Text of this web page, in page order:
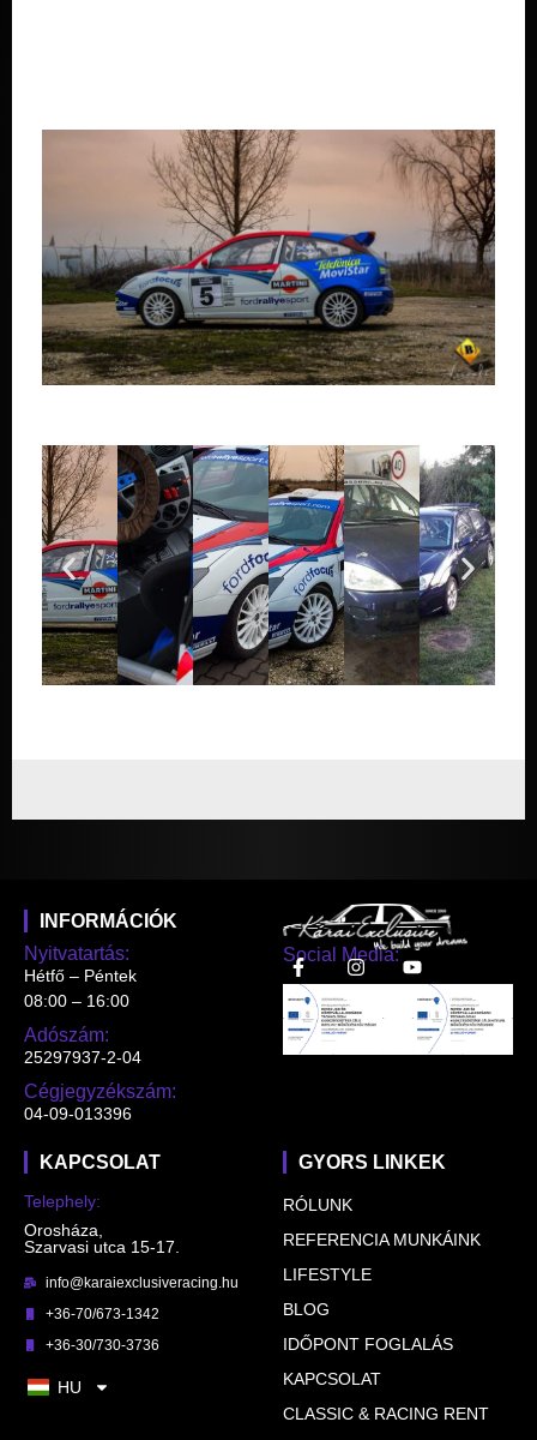
Social Media:
INFORMÁCIÓK
Nyitvatartás:
Hétfő – Péntek
08:00 – 16:00
Adószám:
25297937-2-04
Cégjegyzékszám:
04-09-013396
GYORS LINKEK
RÓLUNK
REFERENCIA MUNKÁINK
LIFESTYLE
BLOG
IDŐPONT FOGLALÁS
KAPCSOLAT
CLASSIC & RACING RENT
KAPCSOLAT
Telephely:
Orosháza,
Szarvasi utca 15-17.
info@karaiexclusiveracing.hu
+36-70/673-1342
+36-30/730-3736
HU